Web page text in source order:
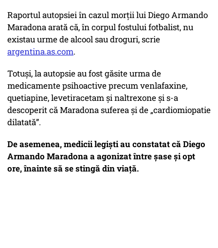
Raportul autopsiei în cazul morții lui Diego Armando
Maradona arată că, în corpul fostului fotbalist, nu
existau urme de alcool sau droguri, scrie
argentina.as.com.
Totuși, la autopsie au fost găsite urma de
medicamente psihoactive precum venlafaxine,
quetiapine, levetiracetam și naltrexone și s-a
descoperit că Maradona suferea și de „cardiomiopatie
dilatată”.
De asemenea, medicii legiști au constatat că Diego
Armando Maradona a agonizat între șase și opt
ore, înainte să se stingă din viață.